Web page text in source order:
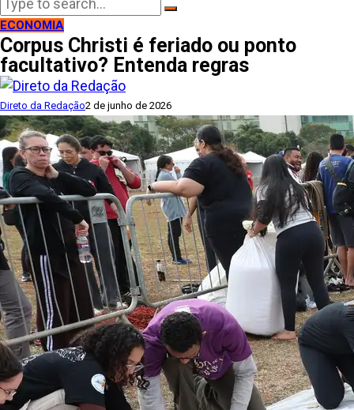
ECONOMIA
Corpus Christi é feriado ou ponto
facultativo? Entenda regras
Direto da Redação2 de junho de 2026